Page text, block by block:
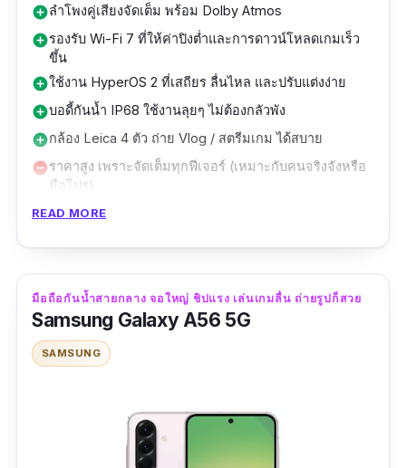
add_circleลำโพงคู่เสียงจัดเต็ม พร้อม Dolby Atmos
add_circleรองรับ Wi-Fi 7 ที่ให้ค่าปิงต่ำและการดาวน์โหลดเกมเร็ว
ขึ้น
add_circleใช้งาน HyperOS 2 ที่เสถียร ลื่นไหล และปรับแต่งง่าย
add_circleบอดี้กันน้ำ IP68 ใช้งานลุยๆ ไม่ต้องกลัวพัง
add_circleกล้อง Leica 4 ตัว ถ่าย Vlog / สตรีมเกม ได้สบาย
remove_circleราคาสูง เพราะจัดเต็มทุกฟีเจอร์ (เหมาะกับคนจริงจังหรือ
มือโปร)
remove_circleชาร์จไร้สาย 80W ต้องซื้อแท่นแยก
การเล่นเกมขั้นสูง มาตรฐาน IP68
หน้าจอ LTPO AMOLED ขนาด 6.73 นิ้ว ความ
ละเอียด WQHD+ พร้อมรีเฟรชเรท 120Hz และ
ชิป Snapdragon 8 Gen 3 (Elite Edition) ทำงาน
READ MORE
มือถือกันน้ำสายกลาง จอใหญ่ ชิปแรง เล่นเกมลื่น ถ่ายรูปก็สวย
Samsung Galaxy A56 5G
SAMSUNG